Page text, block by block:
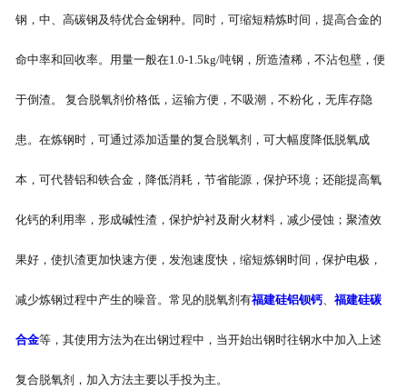
钢，中、高碳钢及特优合金钢种。同时，可缩短精炼时间，提高合金的
命中率和回收率。用量一般在1.0-1.5kg/吨钢，所造渣稀，不沾包壁，便
于倒渣。 复合脱氧剂价格低，运输方便，不吸潮，不粉化，无库存隐
患。在炼钢时，可通过添加适量的复合脱氧剂，可大幅度降低脱氧成
本，可代替铝和铁合金，降低消耗，节省能源，保护环境；还能提高氧
化钙的利用率，形成碱性渣，保护炉衬及耐火材料，减少侵蚀；聚渣效
果好，使扒渣更加快速方便，发泡速度快，缩短炼钢时间，保护电极，
减少炼钢过程中产生的噪音。常见的脱氧剂有福建硅铝钡钙、 福建硅碳
合金等，其使用方法为在出钢过程中，当开始出钢时往钢水中加入上述
复合脱氧剂，加入方法主要以手投为主。